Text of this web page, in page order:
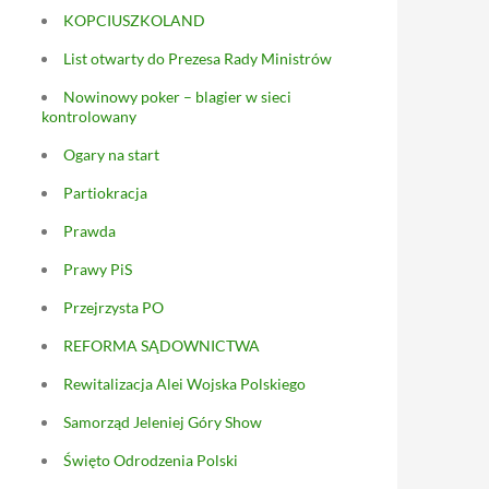
KOPCIUSZKOLAND
List otwarty do Prezesa Rady Ministrów
Nowinowy poker – blagier w sieci
kontrolowany
Ogary na start
Partiokracja
Prawda
Prawy PiS
Przejrzysta PO
REFORMA SĄDOWNICTWA
Rewitalizacja Alei Wojska Polskiego
Samorząd Jeleniej Góry Show
Święto Odrodzenia Polski